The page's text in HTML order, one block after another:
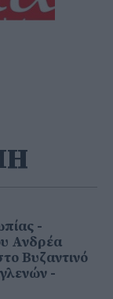
-
Ανδρέα
Βυζαντινό
-